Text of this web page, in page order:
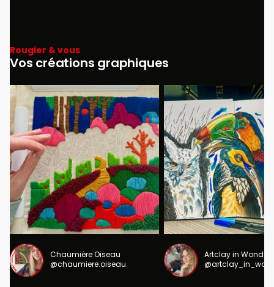
Rougier & vous
Vos créations graphiques
Chaumière Oiseau
@chaumiere.oiseau
Artclay in